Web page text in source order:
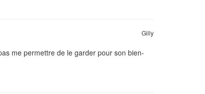
Gilly
me permettre de le garder pour son bien-